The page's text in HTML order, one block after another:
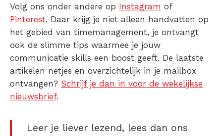
Volg ons onder andere op Instagram of
Pinterest. Daar krijg je niet alleen handvatten op
het gebied van timemanagement, je ontvangt
ook de slimme tips waarmee je jouw
communicatie skills een boost geeft. De laatste
artikelen netjes en overzichtelijk in je mailbox
ontvangen? Schrijf je dan in voor de wekelijkse
nieuwsbrief.
Leer je liever lezend, lees dan ons